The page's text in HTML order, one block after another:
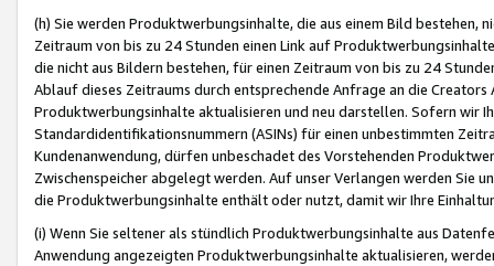
(h) Sie werden Produktwerbungsinhalte, die aus einem Bild bestehen,
Zeitraum von bis zu 24 Stunden einen Link auf
die nicht aus Bildern bestehen, für einen Zeitraum von bis zu 24
Ablauf dieses Zeitraums durch entsprechende Anfrage an die
Produktwerbungsinhalte aktualisieren und neu darstellen. Sofern wir
Standardidentifikationsnummern (ASINs) für einen unbestimmten
Kundenanwendung, dürfen unbeschadet des Vorstehenden
Zwischenspeicher abgelegt werden. Auf unser Verlangen werden Sie
die Produktwerbungsinhalte enthält oder nutzt, damit wir Ihre
(i) Wenn Sie seltener als stündlich Produktwerbungsinhalte aus
Anwendung angezeigten Produktwerbungsinhalte aktualisieren,